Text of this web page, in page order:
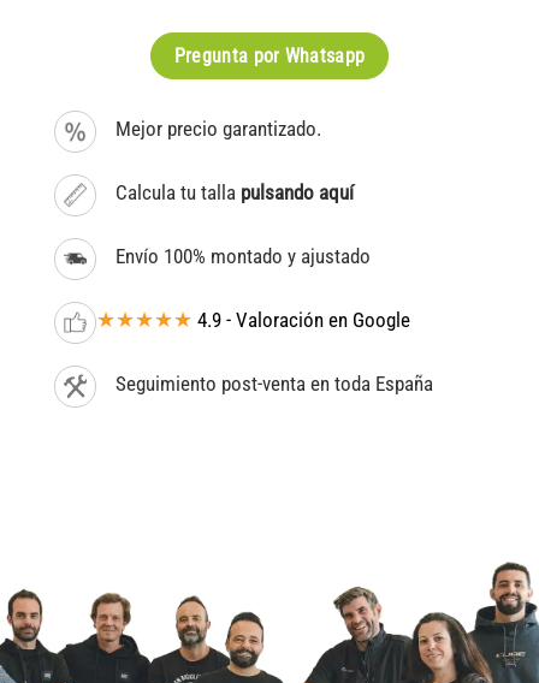
Pregunta por Whatsapp
Mejor precio garantizado.
Calcula tu talla pulsando aquí
Envío 100% montado y ajustado
★★★★★ 4.9 - Valoración en Google
Seguimiento post-venta en toda España